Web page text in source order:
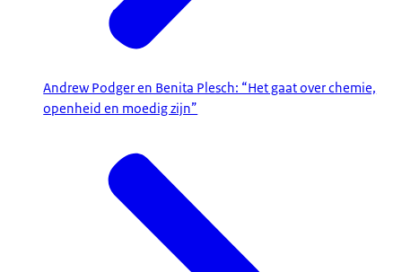
Andrew Podger en Benita Plesch: “Het gaat over chemie,
openheid en moedig zijn”